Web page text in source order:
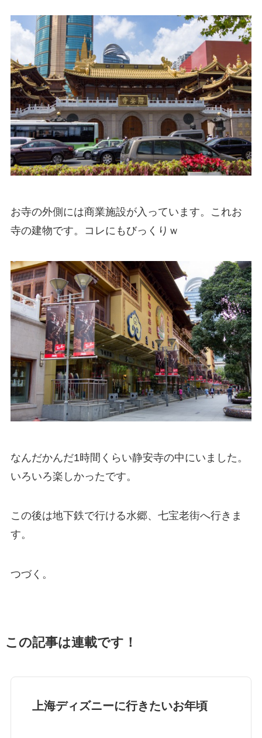
お寺の外側には商業施設が入っています。これお
寺の建物です。コレにもびっくりｗ
なんだかんだ1時間くらい静安寺の中にいました。
いろいろ楽しかったです。
この後は地下鉄で行ける水郷、七宝老街へ行きま
す。
つづく。
この記事は連載です！
上海ディズニーに行きたいお年頃